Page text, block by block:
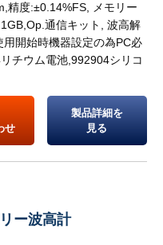
精度:±0.14%FS, メモリー
通信キット, 波高解
開始時機器設定の為PC必
チウム電池,992904シリコ
せ
製品詳細を
見る
ー波高計